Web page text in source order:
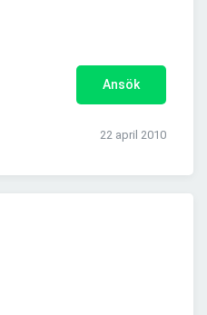
Ansök
22 april 2010